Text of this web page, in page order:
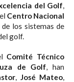
del Golf
Centro Nacional
los sistemas de
golf.
Comité Técnico
de Golf , han
José Mateo